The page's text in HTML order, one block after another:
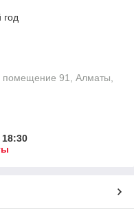
год
помещение 91, Алматы,